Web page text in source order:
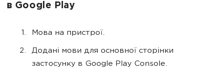
в Google Play
Мова на пристрої.
Додані мови для основної сторінки
застосунку в Google Play Console.